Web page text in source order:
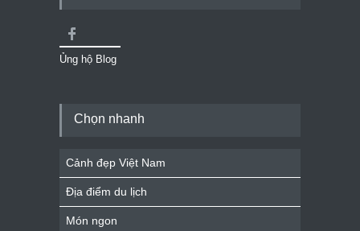
Ủng hộ Blog
Chọn nhanh
Cảnh đẹp Việt Nam
Địa điểm du lịch
Món ngon